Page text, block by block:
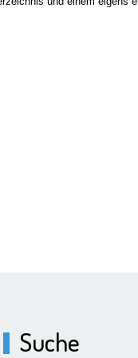
Suche